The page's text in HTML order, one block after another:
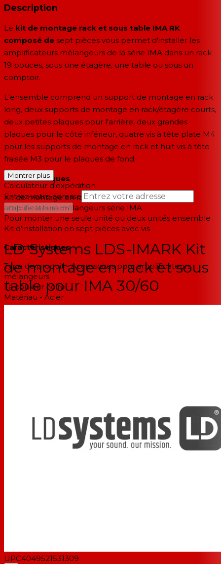
Description
Le kit de montage rack et sous table IMA RK
composé de sept pièces vous permet d'installer les
amplificateurs mélangeurs de la série IMA dans un rack
19 pouces, sous une étagère, une table ou sous un
comptoir.
L'ensemble comprend un support de montage en rack
long, deux supports de montage en rack/étagère courts,
deux petites plaques pour l'arrière, deux grandes
plaques pour le côté inférieur, quatre vis à tête plate M4
pour les supports de montage en rack et huit vis à tête
fraisée M3 pour le plaques de fond.
Caractéristiques
Kit de montage en rack et sous table pour
amplificateurs mélangeurs série IMA
Pour monter une seule unité ou deux unités ensemble
Kit d'installation en sept pièces avec vis
Caractéristiques
Type de produit - Accessoires pour amplificateurs
mélangeurs
La couleur noire
Matériau - Acier
Surface - Peinte
Montrer plus
Calculateur d'expédition
Entrez votre adresse
Calculer la livraison →
--
LD Systems LDS-IMARK Kit
de montage en rack et sous
table pour IMA 30/60
UPC4049521531309